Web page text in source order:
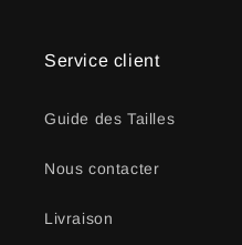
Service client
Guide des Tailles
Nous contacter
Livraison